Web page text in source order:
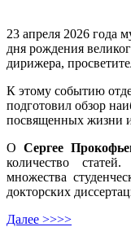
23 апреля 2026 года
дня рождения
дирижера,
К этому событию
подготовил обзор
посвященных жизни и
О Сергее
количество
множества
докторских
Далее >>>>